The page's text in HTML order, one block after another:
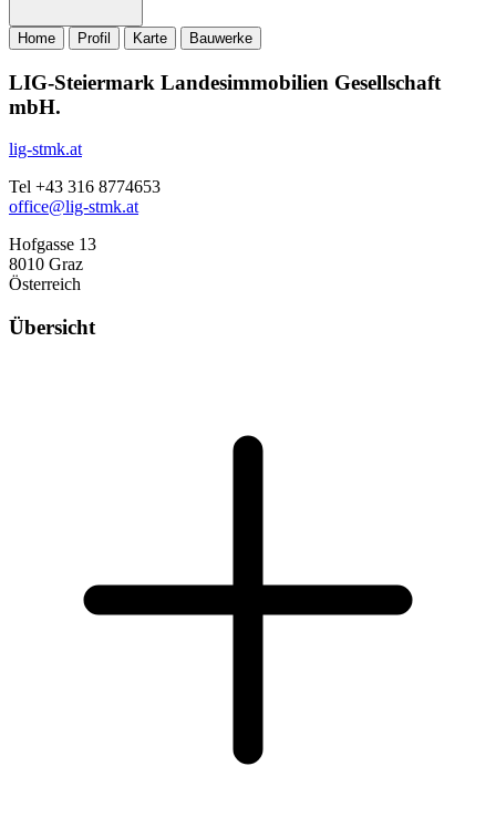
Home Profil Karte Bauwerke
LIG-Steiermark Landesimmobilien Gesellschaft
mbH.
lig-stmk.at
Tel +43 316 8774653
office@lig-stmk.at
Hofgasse 13
8010 Graz
Österreich
Übersicht